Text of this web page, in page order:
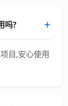
吗?
目,安心使用